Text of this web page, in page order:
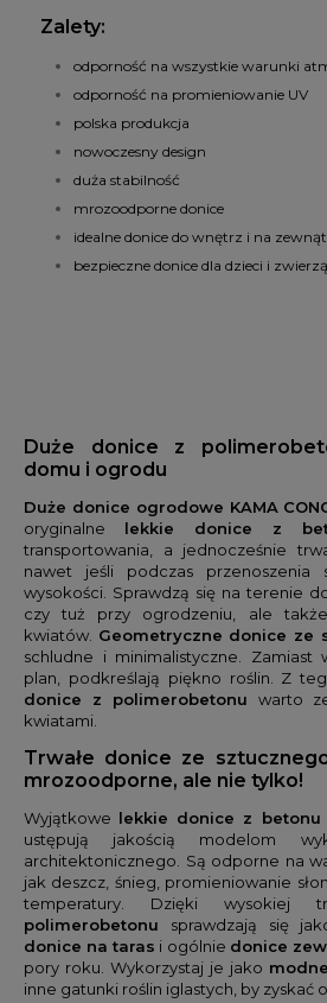
Zalety:
odporność na wszystkie warunki
odporność na promieniowanie UV
polska produkcja
nowoczesny design
duża stabilność
mrozoodporne donice
idealne donice do wnętrz i na
bezpieczne donice dla dzieci i
Duże donice z
domu i ogrodu
Duże donice ogrodowe KAMA
oryginalne lekkie donice z
transportowania, a jednocześnie
nawet jeśli podczas przenoszenia
wysokości. Sprawdzą się na terenie
czy tuż przy ogrodzeniu, ale
kwiatów. Geometryczne donice ze
schludne i minimalistyczne. Zamiast
plan, podkreślają piękno roślin. Z
donice z polimerobetonu warto
kwiatami.
Trwałe donice ze
mrozoodporne, ale nie tylko!
Wyjątkowe lekkie donice z betonu
ustępują jakością modelom
architektonicznego. Są odporne na
jak deszcz, śnieg, promieniowanie
temperatury. Dzięki wysokiej
polimerobetonu sprawdzają się
donice na taras i ogólnie donice
pory roku. Wykorzystaj je jako
inne gatunki roślin iglastych, by zyskać